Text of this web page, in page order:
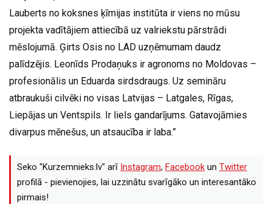
Lauberts no koksnes ķīmijas institūta ir viens no mūsu
projekta vadītājiem attiecībā uz valriekstu pārstrādi
mēslojumā. Ģirts Osis no LAD uzņēmumam daudz
palīdzējis. Leonīds Prodaņuks ir agronoms no Moldovas –
profesionālis un Eduarda sirdsdraugs. Uz semināru
atbraukuši cilvēki no visas Latvijas – Latgales, Rīgas,
Liepājas un Ventspils. Ir liels gandarījums. Gatavojāmies
divarpus mēnešus, un atsaucība ir laba.”
Seko "Kurzemnieks.lv" arī Instagram, Facebook un Twitter
profilā - pievienojies, lai uzzinātu svarīgāko un interesantāko
pirmais!